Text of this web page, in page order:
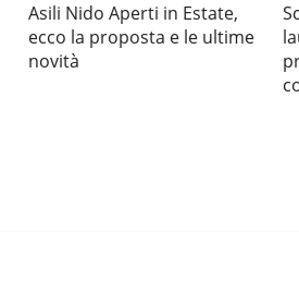
Asili Nido Aperti in Estate,
ecco la proposta e le ultime
novità